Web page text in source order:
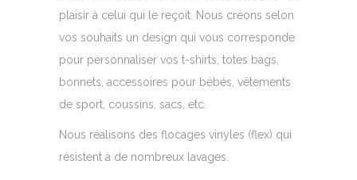
plaisir à celui qui le reçoit. Nous créons selon
vos souhaits un design qui vous corresponde
pour personnaliser vos t-shirts, totes bags,
bonnets, accessoires pour bébés, vêtements
de sport, coussins, sacs, etc.
Nous réalisons des flocages vinyles (flex) qui
résistent à de nombreux lavages.